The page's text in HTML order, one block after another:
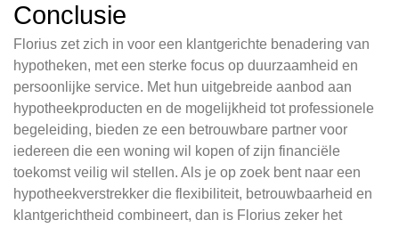
Conclusie
Florius zet zich in voor een klantgerichte benadering van
hypotheken, met een sterke focus op duurzaamheid en
persoonlijke service. Met hun uitgebreide aanbod aan
hypotheekproducten en de mogelijkheid tot professionele
begeleiding, bieden ze een betrouwbare partner voor
iedereen die een woning wil kopen of zijn financiële
toekomst veilig wil stellen. Als je op zoek bent naar een
hypotheekverstrekker die flexibiliteit, betrouwbaarheid en
klantgerichtheid combineert, dan is Florius zeker het